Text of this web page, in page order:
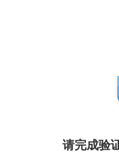
请完成验